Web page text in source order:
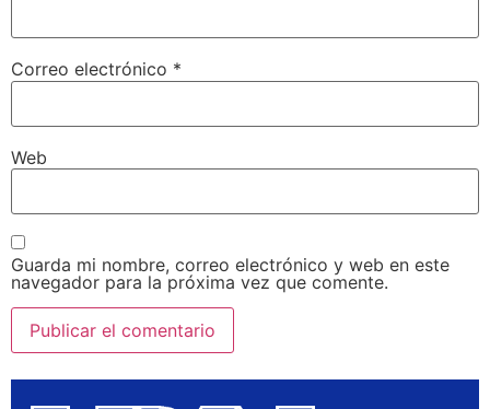
Correo electrónico *
Web
Guarda mi nombre, correo electrónico y web en este
navegador para la próxima vez que comente.